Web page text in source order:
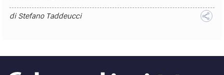
diStefano Taddeucci